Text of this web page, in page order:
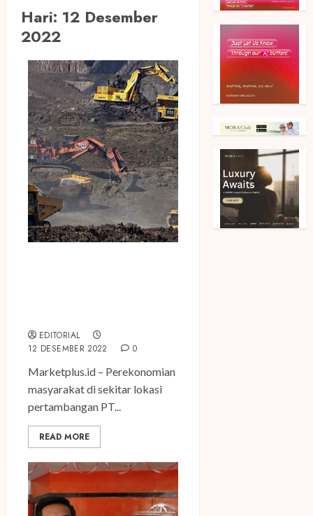
Hari: 12 Desember
2022
EDITORIAL
12 DESEMBER 2022
0
Marketplus.id – Perekonomian
masyarakat di sekitar lokasi
pertambangan PT...
READ MORE